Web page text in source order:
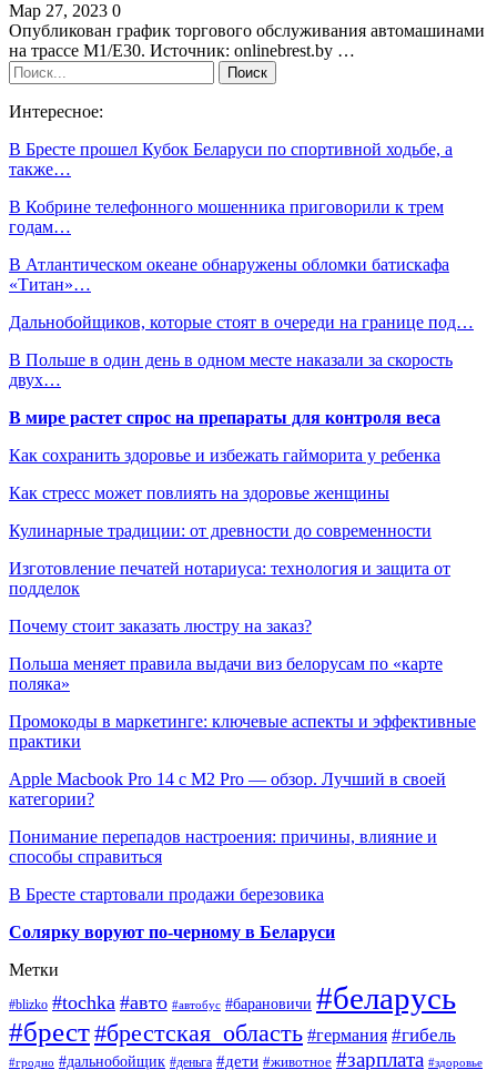
Мар 27, 2023 0
Опубликован график торгового обслуживания автомашинами
на трассе М1/Е30. Источник: onlinebrest.by …
Интересное:
В Бресте прошел Кубок Беларуси по спортивной ходьбе, а
также…
В Кобрине телефонного мошенника приговорили к трем
годам…
В Атлантическом океане обнаружены обломки батискафа
«Титан»…
Дальнобойщиков, которые стоят в очереди на границе под…
В Польше в один день в одном месте наказали за скорость
двух…
В мире растет спрос на препараты для контроля веса
Как сохранить здоровье и избежать гайморита у ребенка
Как стресс может повлиять на здоровье женщины
Кулинарные традиции: от древности до современности
Изготовление печатей нотариуса: технология и защита от
подделок
Почему стоит заказать люстру на заказ?
Польша меняет правила выдачи виз белорусам по «карте
поляка»
Промокоды в маркетинге: ключевые аспекты и эффективные
практики
Apple Macbook Pro 14 с M2 Pro — обзор. Лучший в своей
категории?
Понимание перепадов настроения: причины, влияние и
способы справиться
В Бресте стартовали продажи березовика
Солярку воруют по-черному в Беларуси
Метки
#blizko #tochka #авто #автобус #барановичи #беларусь
#брест#брестская_область #германия #гибель
#гродно #дальнобойщик #деньга #дети #животное #зарплата #здоровье